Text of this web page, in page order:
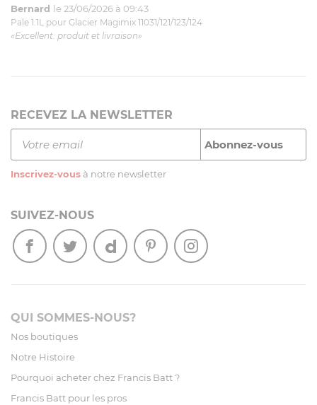
Bernard le 23/06/2026 à 09:43
Pale 1.1L pour Glacier Magimix 11031/121/123/124
«Excellent: produit et livraison»
RECEVEZ LA NEWSLETTER
Inscrivez-vous à notre newsletter
SUIVEZ-NOUS
QUI SOMMES-NOUS?
Nos boutiques
Notre Histoire
Pourquoi acheter chez Francis Batt ?
Francis Batt pour les pros